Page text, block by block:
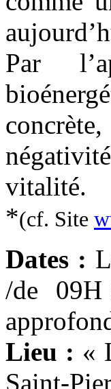
Par
vitalité.
*(cf. Site
Dates :
/de 09H
Lieu : «
Saint-